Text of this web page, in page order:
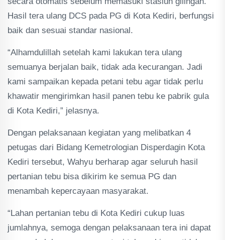
Hasil tera ulang DCS pada PG di Kota Kediri, berfungsi
baik dan sesuai standar nasional.
“Alhamdulillah setelah kami lakukan tera ulang
semuanya berjalan baik, tidak ada kecurangan. Jadi
kami sampaikan kepada petani tebu agar tidak perlu
khawatir mengirimkan hasil panen tebu ke pabrik gula
di Kota Kediri,” jelasnya.
Dengan pelaksanaan kegiatan yang melibatkan 4
petugas dari Bidang Kemetrologian Disperdagin Kota
Kediri tersebut, Wahyu berharap agar seluruh hasil
pertanian tebu bisa dikirim ke semua PG dan
menambah kepercayaan masyarakat.
“Lahan pertanian tebu di Kota Kediri cukup luas
jumlahnya, semoga dengan pelaksanaan tera ini dapat